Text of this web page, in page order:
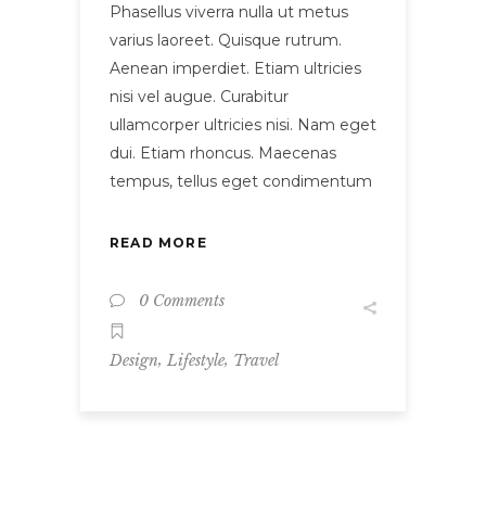
Phasellus viverra nulla ut metus
varius laoreet. Quisque rutrum.
Aenean imperdiet. Etiam ultricies
nisi vel augue. Curabitur
ullamcorper ultricies nisi. Nam eget
dui. Etiam rhoncus. Maecenas
tempus, tellus eget condimentum
READ MORE
0 Comments
Design, Lifestyle, Travel